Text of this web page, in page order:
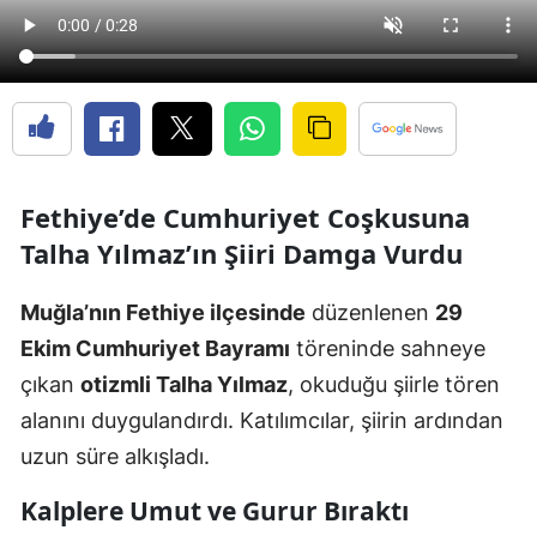
Fethiye’de Cumhuriyet Coşkusuna
Talha Yılmaz’ın Şiiri Damga Vurdu
Muğla’nın Fethiye ilçesinde düzenlenen 29
Ekim Cumhuriyet Bayramı töreninde sahneye
çıkan otizmli Talha Yılmaz, okuduğu şiirle tören
alanını duygulandırdı. Katılımcılar, şiirin ardından
uzun süre alkışladı.
Kalplere Umut ve Gurur Bıraktı